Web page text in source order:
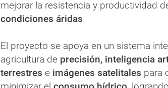
mejorar la resistencia y productividad
condiciones áridas.
El proyecto se apoya en un sistema
agricultura de precisión, inteligencia
terrestres e imágenes satelitales para